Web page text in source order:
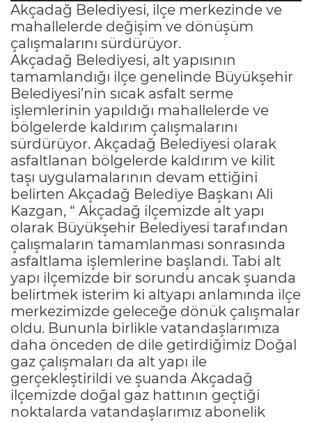
Akçadağ Belediyesi, ilçe merkezinde ve
mahallelerde değişim ve dönüşüm
çalışmalarını sürdürüyor.
Akçadağ Belediyesi, alt yapısının
tamamlandığı ilçe genelinde Büyükşehir
Belediyesi’nin sıcak asfalt serme
işlemlerinin yapıldığı mahallelerde ve
bölgelerde kaldırım çalışmalarını
sürdürüyor. Akçadağ Belediyesi olarak
asfaltlanan bölgelerde kaldırım ve kilit
taşı uygulamalarının devam ettiğini
belirten Akçadağ Belediye Başkanı Ali
Kazgan, “ Akçadağ ilçemizde alt yapı
olarak Büyükşehir Belediyesi tarafından
çalışmaların tamamlanması sonrasında
asfaltlama işlemlerine başlandı. Tabi alt
yapı ilçemizde bir sorundu ancak şuanda
belirtmek isterim ki altyapı anlamında ilçe
merkezimizde geleceğe dönük çalışmalar
oldu. Bununla birlikle vatandaşlarımıza
daha önceden de dile getirdiğimiz Doğal
gaz çalışmaları da alt yapı ile
gerçekleştirildi ve şuanda Akçadağ
ilçemizde doğal gaz hattının geçtiği
noktalarda vatandaşlarımız abonelik